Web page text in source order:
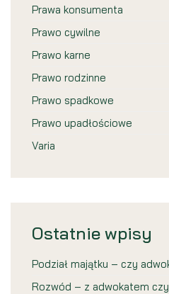
Prawa konsumenta
Prawo cywilne
Prawo karne
Prawo rodzinne
Prawo spadkowe
Prawo upadłościowe
Varia
Ostatnie wpisy
Podział majątku – czy
Rozwód – z adwokatem